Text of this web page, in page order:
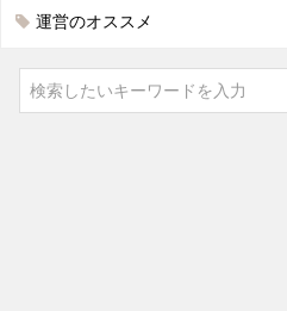
運営のオススメ